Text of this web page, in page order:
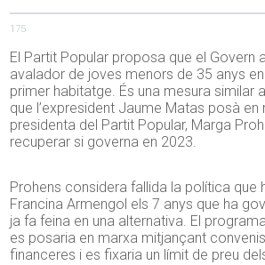
175
El Partit Popular proposa que el Govern
avalador de joves menors de 35 anys
primer habitatge. És una mesura similar
que l’expresident Jaume Matas posà en
presidenta del Partit Popular, Marga
recuperar si governa en 2023.
Prohens considera fallida la política que
Francina Armengol els 7 anys que ha
ja fa feina en una alternativa. El
es posaria en marxa mitjançant
financeres i es fixaria un límit de preu